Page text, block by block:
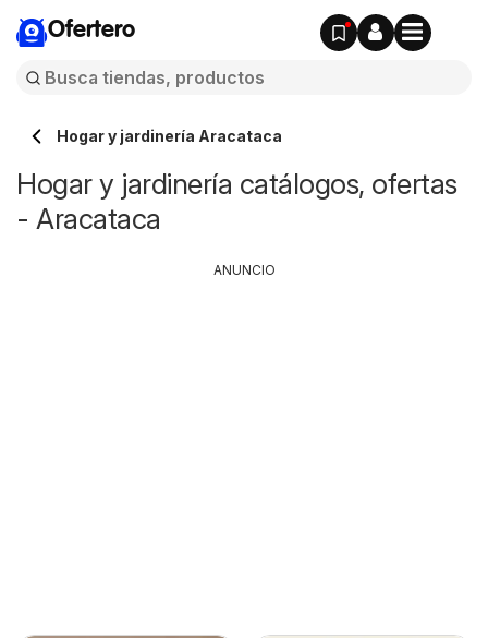
Ofertero
Hogar y jardinería Aracataca
Hogar y jardinería catálogos, ofertas
- Aracataca
ANUNCIO